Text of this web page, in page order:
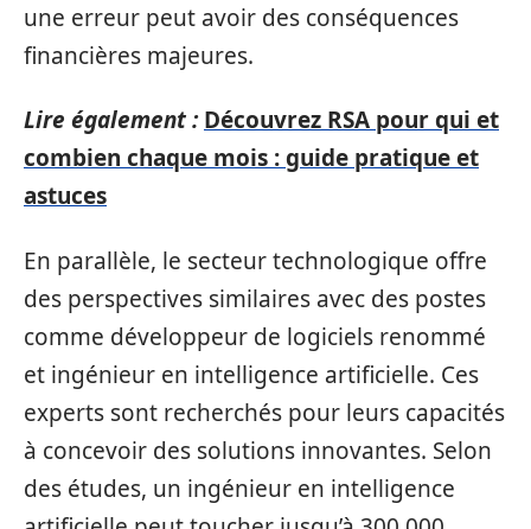
une erreur peut avoir des conséquences
financières majeures.
Lire également : Découvrez RSA pour qui et
combien chaque mois : guide pratique et
astuces
En parallèle, le secteur technologique offre
des perspectives similaires avec des postes
comme développeur de logiciels renommé
et ingénieur en intelligence artificielle. Ces
experts sont recherchés pour leurs capacités
à concevoir des solutions innovantes. Selon
des études, un ingénieur en intelligence